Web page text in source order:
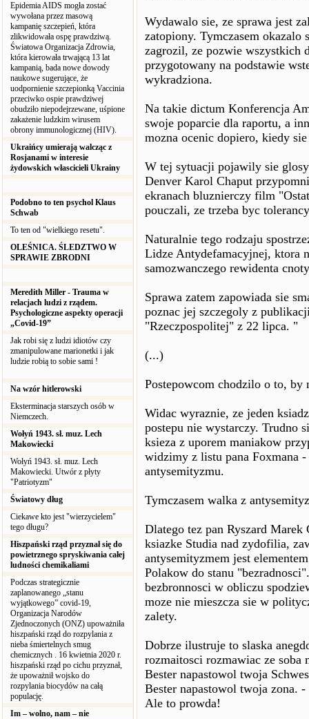
Epidemia AIDS mogła zostać
wywołana przez masową
kampanię szczepień, która
zlikwidowała ospę prawdziwą.
Światowa Organizacja Zdrowia,
która kierowała trwającą 13 lat
kampanią, bada nowe dowody
naukowe sugerujące, że
uodpornienie szczepionką Vaccinia
przeciwko ospie prawdziwej
obudziło niepodejrzewane, uśpione
zakażenie ludzkim wirusem
obrony immunologicznej (HIV).
Ukraińcy umierają walcząc z
Rosjanami w interesie
żydowskich włascicieli Ukrainy
Podobno to ten psychol Klaus
Schwab
To ten od "wielkiego resetu".
OLEŚNICA. ŚLEDZTWO W
SPRAWIE ZBRODNI
Meredith Miller - Trauma w
relacjach ludzi z rządem.
Psychologiczne aspekty operacji
„Covid-19”
Jak robi się z ludzi idiotów czy
zmanipulowane marionetki i jak
ludzie robią to sobie sami !
Na wzór hitlerowski
Eksterminacja starszych osób w
Niemczech.
Wołyń 1943. sł. muz. Lech
Makowiecki
Wołyń 1943. sł. muz. Lech
Makowiecki. Utwór z płyty
"Patriotyzm"
Światowy dług
Ciekawe kto jest "wierzycielem"
tego długu?
Hiszpański rząd przyznał się do
powietrznego spryskiwania całej
ludności chemikaliami
Podczas strategicznie
zaplanowanego „stanu
wyjątkowego” covid-19,
Organizacja Narodów
Zjednoczonych (ONZ) upoważniła
hiszpański rząd do rozpylania z
nieba śmiertelnych smug
chemicznych . 16 kwietnia 2020 r.
hiszpański rząd po cichu przyznał,
że upoważnił wojsko do
rozpylania biocydów na całą
populację.
Im – wolno, nam – nie
Wydawalo sie, ze sprawa jest
zatopiony. Tymczasem okazalo
zagrozil, ze pozwie wszystkich
przygotowany na podstawie
wykradziona.
Na takie dictum Konferencja
swoje poparcie dla raportu, a
mozna ocenic dopiero, kiedy
W tej sytuacji pojawily sie
Denver Karol Chaput
ekranach bluznierczy film
pouczali, ze trzeba byc
Naturalnie tego rodzaju
Lidze Antydefamacyjnej, ktora
samozwanczego rewidenta
Sprawa zatem zapowiada sie
poznac jej szczegoly z
"Rzeczpospolitej" z 22 lipca. "
(...)
Postepowcom chodzilo o to, by
Widac wyraznie, ze jeden
postepu nie wystarczy. Trudno
ksieza z uporem maniakow
widzimy z listu pana Foxmana
antysemityzmu.
Tymczasem walka z
Dlatego tez pan Ryszard
ksiazke Studia nad zydofilia,
antysemityzmem jest
Polakow do stanu
bezbronnosci w obliczu
moze nie mieszcza sie w
zalety.
Dobrze ilustruje to slaska
rozmaitosci rozmawiac ze
Bester napastowol twoja
Bester napastowol twoja zona.
Ale to prowda!